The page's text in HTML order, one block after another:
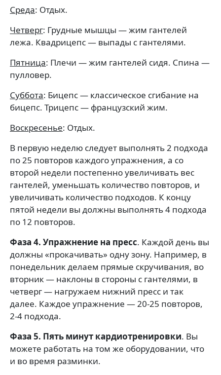
Среда: Отдых.
Четверг: Грудные мышцы — жим гантелей
лежа. Квадрицепс — выпады с гантелями.
Пятница: Плечи — жим гантелей сидя. Спина —
пулловер.
Суббота: Бицепс — классическое сгибание на
бицепс. Трицепс — французский жим.
Воскресенье: Отдых.
В первую неделю следует выполнять 2 подхода
по 25 повторов каждого упражнения, а со
второй недели постепенно увеличивать вес
гантелей, уменьшать количество повторов, и
увеличивать количество подходов. К концу
пятой недели вы должны выполнять 4 подхода
по 12 повторов.
Фаза 4. Упражнение на пресс. Каждой день вы
должны «прокачивать» одну зону. Например, в
понедельник делаем прямые скручивания, во
вторник — наклоны в стороны с гантелями, в
четверг — нагружаем нижний пресс и так
далее. Каждое упражнение — 20-25 повторов,
2-4 подхода.
Фаза 5. Пять минут кардиотренировки. Вы
можете работать на том же оборудовании, что
и во время разминки.